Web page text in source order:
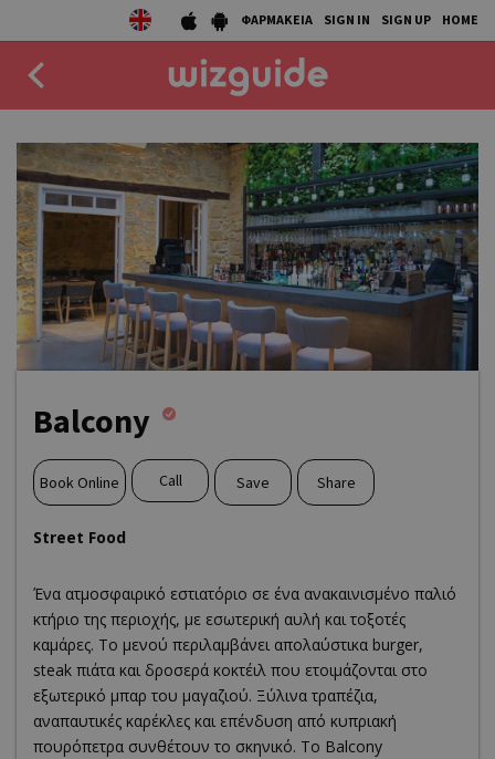
ΦΑΡΜΑΚΕΙΑ SIGN IN SIGN UP HOME
DRINK
50 BEST
AGENDA
COLLECTIONS
Balcony
Book Online Call Save Share
Street Food
Ένα ατμοσφαιρικό εστιατόριο σε ένα ανακαινισμένο παλιό
κτήριο της περιοχής, με εσωτερική αυλή και τοξοτές
καμάρες. Το μενού περιλαμβάνει απολαύστικα burger,
steak πιάτα και δροσερά κοκτέιλ που ετοιμάζονται στο
εξωτερικό μπαρ του μαγαζιού. Ξύλινα τραπέζια,
αναπαυτικές καρέκλες και επένδυση από κυπριακή
πουρόπετρα συνθέτουν το σκηνικό. Το Balcony